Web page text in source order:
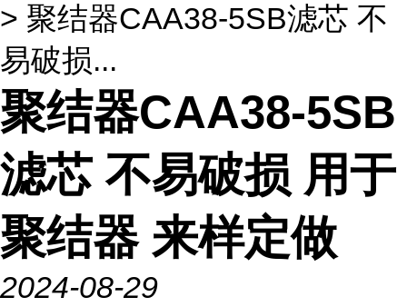
> 聚结器CAA38-5SB滤芯 不
易破损...
聚结器CAA38-5SB
滤芯 不易破损 用于
聚结器 来样定做
2024-08-29